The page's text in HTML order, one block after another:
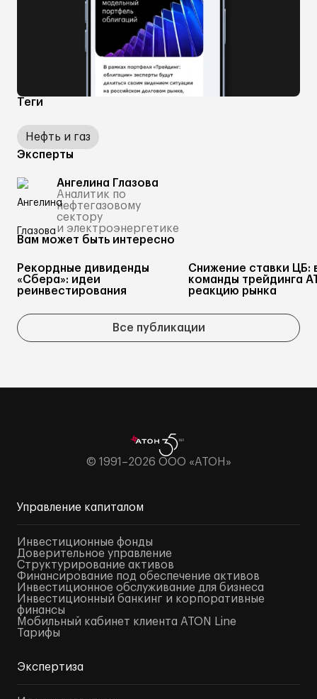
Теги
Нефть и газ
Эксперты
Ангелина Глазова
Аналитик по
нефтегазовому
сектору
и электроэнергетике
Вам может быть интересно
Рекордные дивиденды
«Сбера»: идеи
реинвестирования
Снижение ставки ЦБ:
команды трейдинга
реакцию рынка
Все публикации
© 1991–2026 ООО «АТОН»
Управление капиталом
Инвестиционные фонды
Доверительное управление
Структурирование активов
Финансирование под обеспечение активов
Инвестиционное обслуживание для бизнеса
Инвестиционный банкинг и корпоративные
финансы
Мобильный кабинет клиента ATON Line
Тарифы
Экспертиза